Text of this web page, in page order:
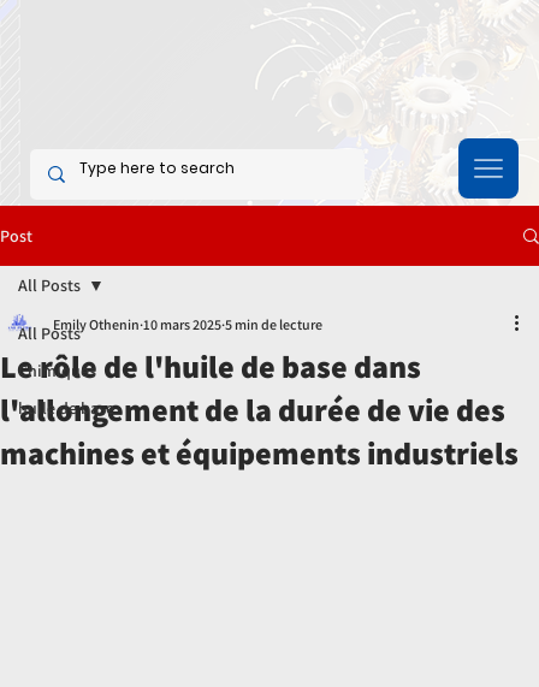
Post
All Posts
Chimiques
huile de base
All Posts
Le rôle de l'huile de base dans
l'allongement de la durée de vie des
machines et équipements industriels
Emily Othenin 10 mars 2025 5 min de lecture